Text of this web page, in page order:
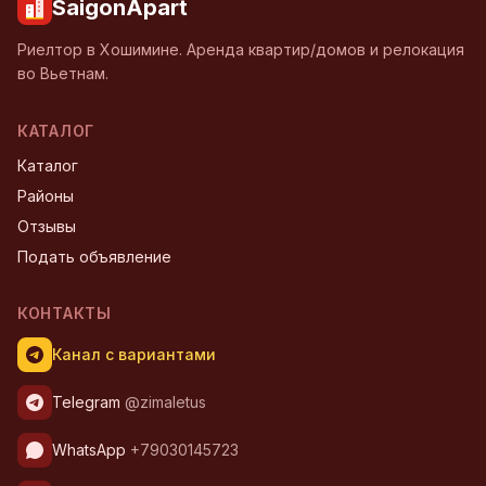
SaigonApart
Риелтор в Хошимине. Аренда квартир/домов и релокация
во Вьетнам.
КАТАЛОГ
Каталог
Районы
Отзывы
Подать объявление
КОНТАКТЫ
Канал с вариантами
Telegram @zimaletus
WhatsApp +79030145723